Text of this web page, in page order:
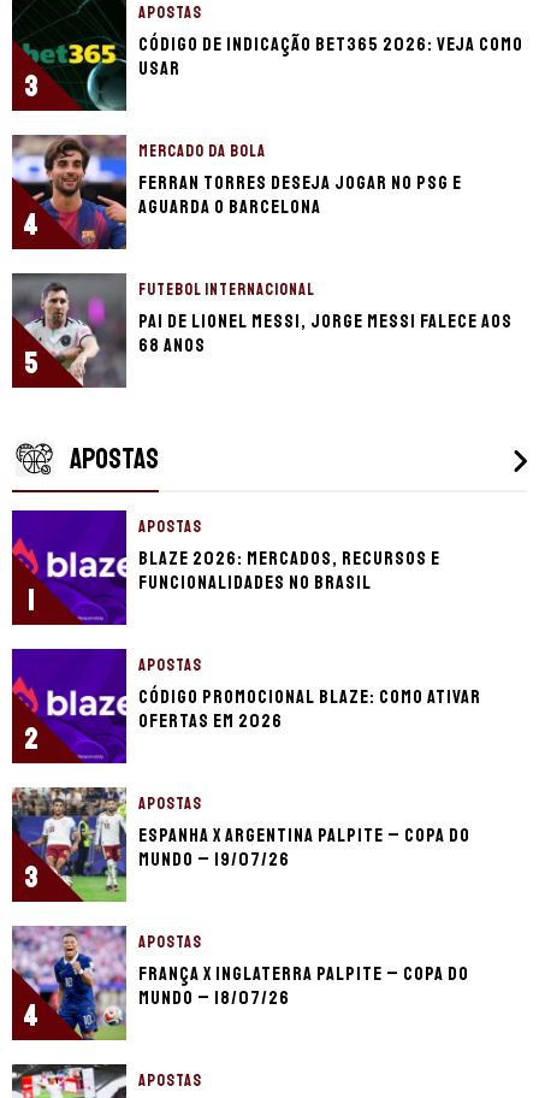
3
APOSTAS
Código de indicação bet365 2026: Veja como
usar
4
MERCADO DA BOLA
Ferran Torres deseja jogar no PSG e
aguarda o Barcelona
5
FUTEBOL INTERNACIONAL
Pai de Lionel Messi, Jorge Messi falece aos
68 anos
APOSTAS
1
APOSTAS
Blaze 2026: mercados, recursos e
funcionalidades no Brasil
2
APOSTAS
Código promocional Blaze: como ativar
ofertas em 2026
3
APOSTAS
Espanha x Argentina palpite – Copa do
Mundo – 19/07/26
4
APOSTAS
França x Inglaterra palpite – Copa do
Mundo – 18/07/26
APOSTAS